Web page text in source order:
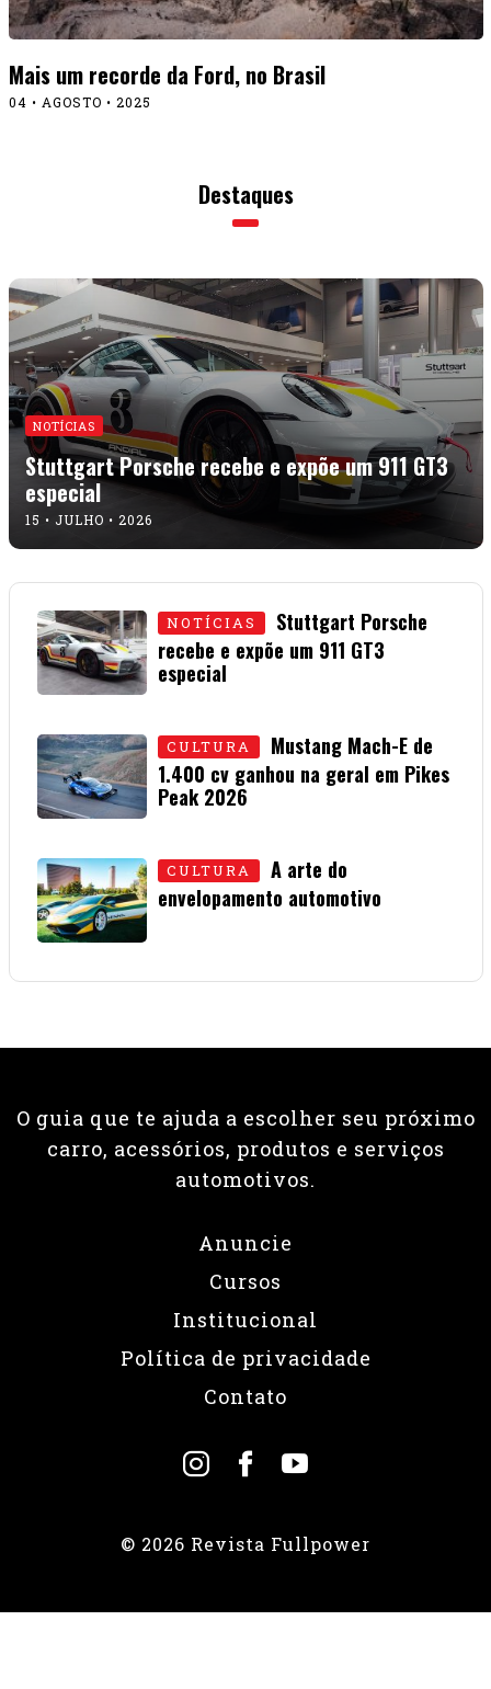
Mais um recorde da Ford, no Brasil
04 • AGOSTO • 2025
Destaques
NOTÍCIAS
Stuttgart Porsche recebe e expõe um 911 GT3
especial
15 • JULHO • 2026
NOTÍCIAS
Stuttgart Porsche
recebe e expõe um 911 GT3
especial
CULTURA
Mustang Mach-E de
1.400 cv ganhou na geral em Pikes
Peak 2026
CULTURA
A arte do
envelopamento automotivo
O guia que te ajuda a escolher seu próximo
carro, acessórios, produtos e serviços
automotivos.
Anuncie
Cursos
Institucional
Política de privacidade
Contato
© 2026 Revista Fullpower